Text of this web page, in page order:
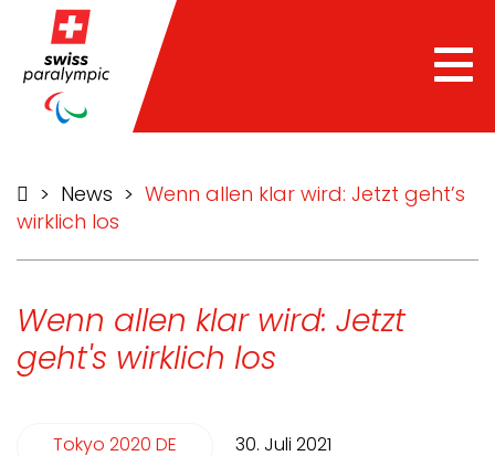
> News > Wenn allen klar wird: Jetzt geht’s
wirklich los
Wenn allen klar wird: Jetzt
geht's wirklich los
Tokyo 2020 DE 30. Juli 2021